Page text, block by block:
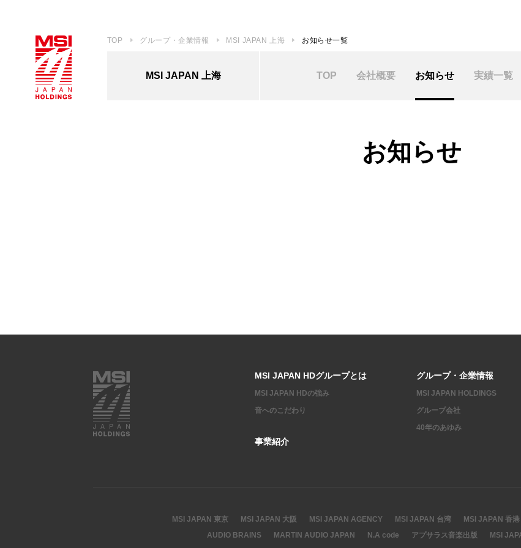
TOP グループ・企業情報 MSI JAPAN 上海 お知らせ一覧
MSI JAPAN 上海 TOP 会社概要 お知らせ 実績一覧
お知らせ
MSI JAPAN HDグループとは
MSI JAPAN HDの強み
音へのこだわり
事業紹介
グループ・企業情報
MSI JAPAN HOLDINGS
グループ会社
40年のあゆみ
MSI JAPAN 東京 MSI JAPAN 大阪 MSI JAPAN AGENCY MSI JAPAN 台湾 MSI JAPAN 香港
AUDIO BRAINS
MARTIN AUDIO JAPAN N.A code アプサラス音楽出版 MSI